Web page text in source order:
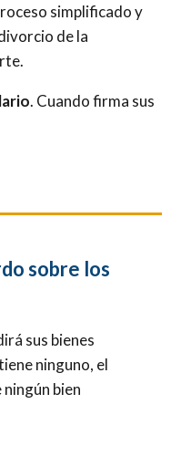
simplificado y
de la
. Cuando firma sus
sobre los
sus bienes
ninguno, el
bien